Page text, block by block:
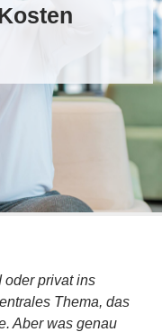
oder privat ins
Thema, das
Aber was genau